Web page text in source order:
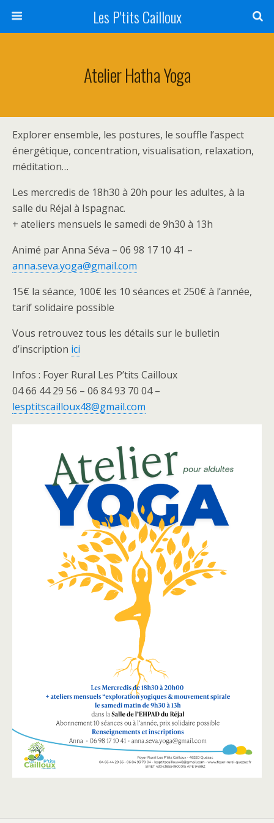
Les P'tits Cailloux
Atelier Hatha Yoga
Explorer ensemble, les postures, le souffle l’aspect
énergétique, concentration, visualisation, relaxation,
méditation…
Les mercredis de 18h30 à 20h pour les adultes, à la
salle du Réjal à Ispagnac.
+ ateliers mensuels le samedi de 9h30 à 13h
Animé par Anna Séva – 06 98 17 10 41 –
anna.seva.yoga@gmail.com
15€ la séance, 100€ les 10 séances et 250€ à l’année,
tarif solidaire possible
Vous retrouvez tous les détails sur le bulletin
d’inscription ici
Infos : Foyer Rural Les P’tits Cailloux
04 66 44 29 56 – 06 84 93 70 04 –
lesptitscailloux48@gmail.com